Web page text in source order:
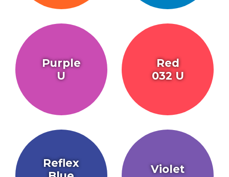
Purple
U
Red
032 U
Reflex
Violet